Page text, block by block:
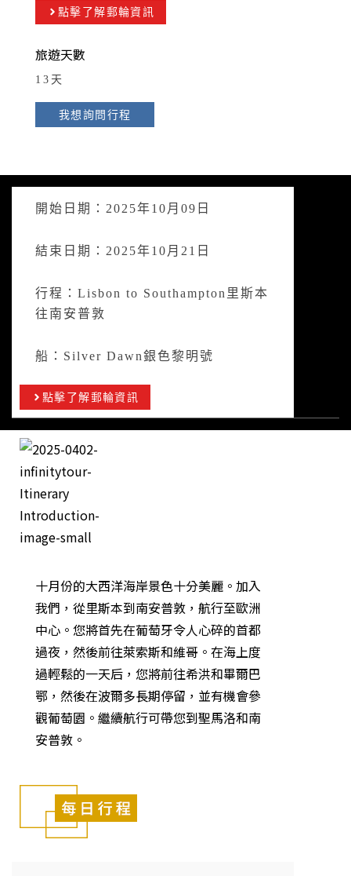
點擊了解郵輪資訊
旅遊天數
13天
我想詢問行程
開始日期：2025年10月09日
結束日期：2025年10月21日
行程：Lisbon to Southampton里斯本
往南安普敦
船：Silver Dawn銀色黎明號
點擊了解郵輪資訊
十月份的大西洋海岸景色十分美麗。加入
我們，從里斯本到南安普敦，航行至歐洲
中心。您將首先在葡萄牙令人心碎的首都
過夜，然後前往萊索斯和維​​哥。在海上度
過輕鬆的一天后，您將前往希洪和畢爾巴
鄂，然後在波爾多長期停留，並有機會參
觀葡萄園。繼續航行可帶您到聖馬洛和南
安普敦。